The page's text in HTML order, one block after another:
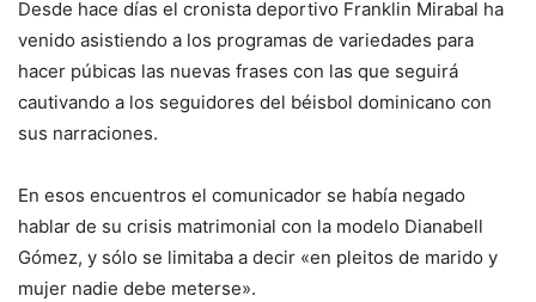
Desde hace días el cronista deportivo Franklin Mirabal ha
venido asistiendo a los programas de variedades para
hacer púbicas las nuevas frases con las que seguirá
cautivando a los seguidores del béisbol dominicano con
sus narraciones.
En esos encuentros el comunicador se había negado
hablar de su crisis matrimonial con la modelo Dianabell
Gómez, y sólo se limitaba a decir «en pleitos de marido y
mujer nadie debe meterse».